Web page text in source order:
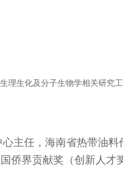
理生化及分子生物学相关研究
任，海南省热带油料
侨界贡献奖（创新人才